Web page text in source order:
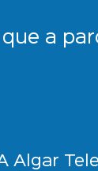
que a
Algar